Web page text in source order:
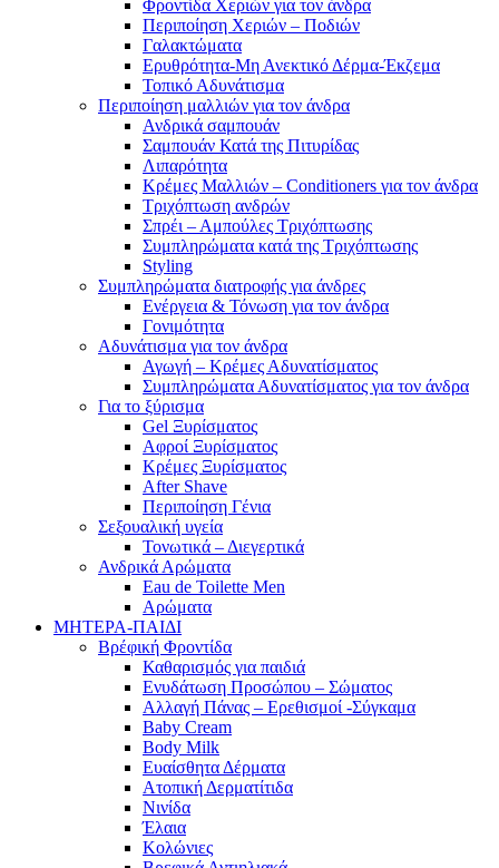
Φροντίδα Χεριών για τον άνδρα
Περιποίηση Χεριών – Ποδιών
Γαλακτώματα
Ερυθρότητα-Μη Ανεκτικό Δέρμα-Έκζεμα
Τοπικό Αδυνάτισμα
Περιποίηση μαλλιών για τον άνδρα
Ανδρικά σαμπουάν
Σαμπουάν Κατά της Πιτυρίδας
Λιπαρότητα
Κρέμες Μαλλιών – Conditioners για τον άνδρα
Τριχόπτωση ανδρών
Σπρέι – Αμπούλες Τριχόπτωσης
Συμπληρώματα κατά της Τριχόπτωσης
Styling
Συμπληρώματα διατροφής για άνδρες
Ενέργεια & Τόνωση για τον άνδρα
Γονιμότητα
Αδυνάτισμα για τον άνδρα
Αγωγή – Κρέμες Αδυνατίσματος
Συμπληρώματα Αδυνατίσματος για τον άνδρα
Για το ξύρισμα
Gel Ξυρίσματος
Αφροί Ξυρίσματος
Κρέμες Ξυρίσματος
After Shave
Περιποίηση Γένια
Σεξουαλική υγεία
Τονωτικά – Διεγερτικά
Ανδρικά Αρώματα
Eau de Toilette Men
Αρώματα
ΜΗΤΕΡΑ-ΠΑΙΔΙ
Βρέφική Φροντίδα
Καθαρισμός για παιδιά
Ενυδάτωση Προσώπου – Σώματος
Αλλαγή Πάνας – Ερεθισμοί -Σύγκαμα
Baby Cream
Body Milk
Ευαίσθητα Δέρματα
Ατοπική Δερματίτιδα
Νινίδα
Έλαια
Κολώνιες